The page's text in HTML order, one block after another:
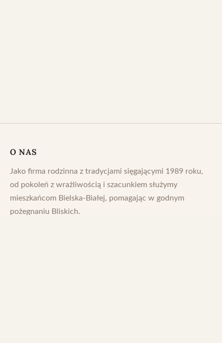
O NAS
Jako firma rodzinna z tradycjami sięgającymi 1989 roku,
od pokoleń z wrażliwością i szacunkiem służymy
mieszkańcom Bielska-Białej, pomagając w godnym
pożegnaniu Bliskich.